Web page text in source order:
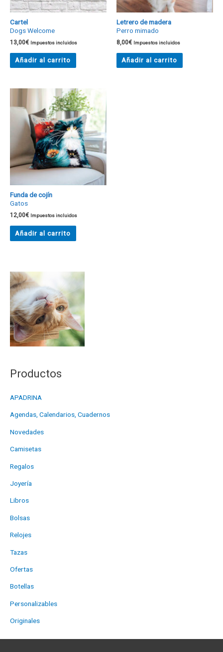
Productos
APADRINA
Agendas, Calendarios, Cuadernos
Novedades
Camisetas
Regalos
Joyería
Libros
Bolsas
Relojes
Tazas
Ofertas
Botellas
Personalizables
Originales
Cartel
Dogs Welcome
13,00€ Impuestos incluidos
Añadir al carrito
Letrero de madera
Perro mimado
8,00€ Impuestos incluidos
Añadir al carrito
Funda de cojín
Gatos
12,00€ Impuestos incluidos
Añadir al carrito